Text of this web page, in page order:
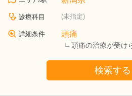
診療科目 (未指定)
詳細条件 頭痛
頭痛の治療が受け
検索する